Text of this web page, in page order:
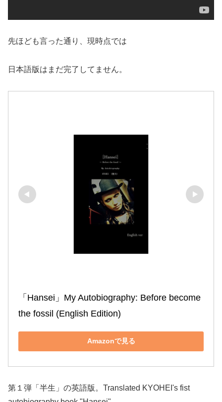
先ほども言った通り、現時点では
日本語版はまだ完了してません。
「Hansei」My Autobiography: Before become
the fossil (English Edition)
Amazonで見る
第１弾「半生」の英語版。Translated KYOHEI's fist